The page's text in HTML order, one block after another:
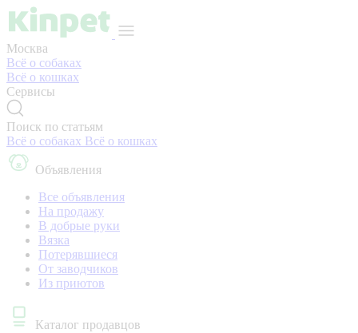
Москва
Всё о собаках
Всё о кошках
Сервисы
Поиск по статьям
Всё о собаках Всё о кошках
Объявления
Все объявления
На продажу
В добрые руки
Вязка
Потерявшиеся
От заводчиков
Из приютов
Каталог продавцов